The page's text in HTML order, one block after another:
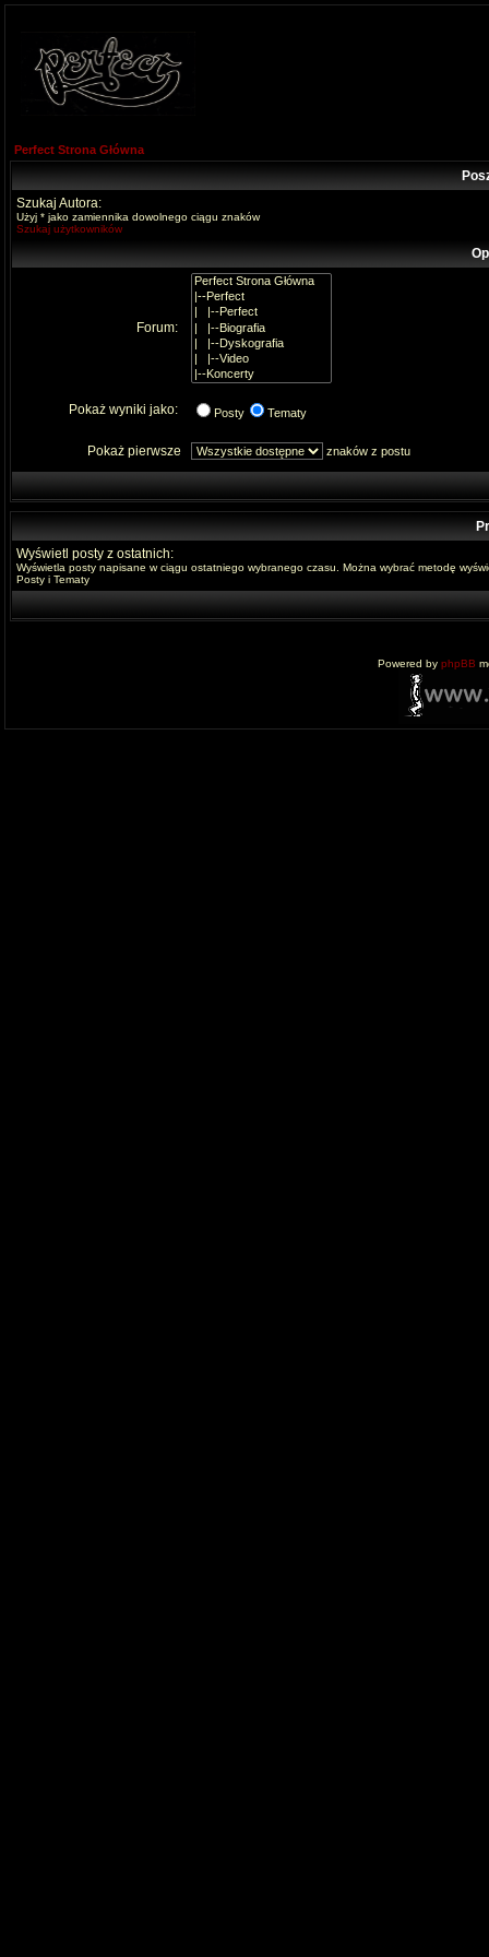
Perfect Strona Główna
Szukaj Autora:
Użyj * jako zamiennika dowolnego ciągu znaków
Szukaj użytkowników
Forum:
Pokaż wyniki jako: Posty Tematy
Pokaż pierwsze znaków z postu
Wyświetl posty z ostatnich:
Wyświetla posty napisane w ciągu ostatniego wybranego czasu. Można wybrać metodę
Posty i Tematy
Powered by phpBB